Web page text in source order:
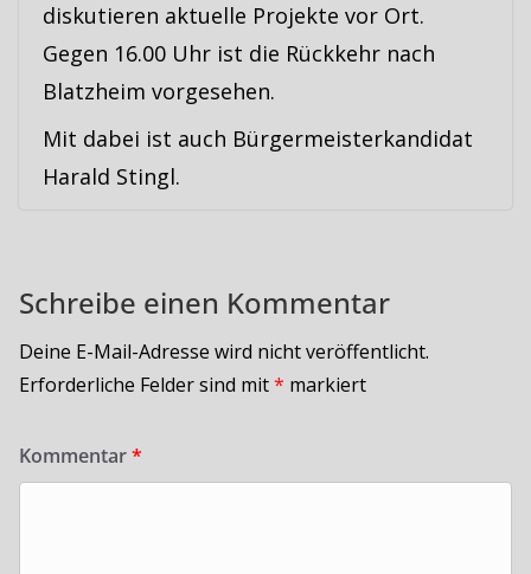
diskutieren aktuelle Projekte vor Ort.
Gegen 16.00 Uhr ist die Rückkehr nach
Blatzheim vorgesehen.
Mit dabei ist auch Bürgermeisterkandidat
Harald Stingl.
Schreibe einen Kommentar
Deine E-Mail-Adresse wird nicht veröffentlicht.
Erforderliche Felder sind mit* markiert
Kommentar*